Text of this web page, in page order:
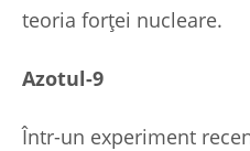
teoria forței nucleare.
Azotul-9
Într-un experiment